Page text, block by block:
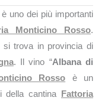
è uno dei più importanti
Monticino Rosso.
trova in provincia di
. Il vino “Albana di
Rosso è un
della cantina Fattoria